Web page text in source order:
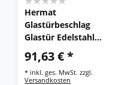
Hermat
Glastürbeschlag
Glastür Edelstahl
Türgriff Bad WC
Genova Schloss
91,63 € *
* inkl. ges. MwSt. zzgl.
Versandkosten